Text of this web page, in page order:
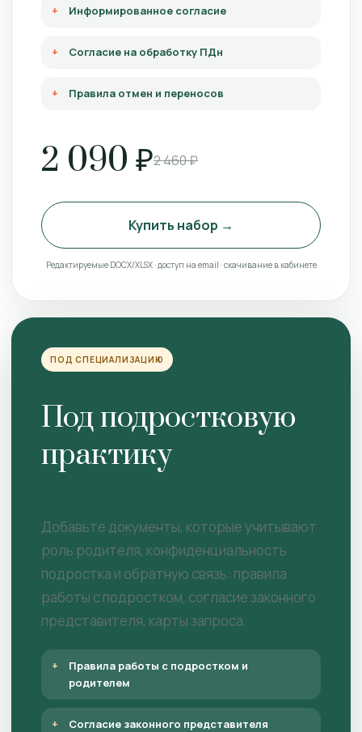
Информированное согласие
Согласие на обработку ПДн
Правила отмен и переносов
2 090 ₽2 460 ₽
Купить набор →
Редактируемые DOCX/XLSX · доступ на email · скачивание в кабинете
ПОД СПЕЦИАЛИЗАЦИЮ
Под подростковую
практику
Добавьте документы, которые учитывают
роль родителя, конфиденциальность
подростка и обратную связь: правила
работы с подростком, согласие законного
представителя, карты запроса.
Правила работы с подростком и
родителем
Согласие законного представителя